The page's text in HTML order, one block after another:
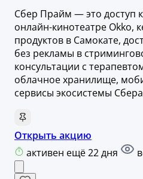
Сбер Прайм — это доступ
онлайн-кинотеатре Okko,
продуктов в Самокате,
без рекламы в
консультации с
облачное хранилище,
сервисы экосистемы
Открыть акцию
активен ещё 22 дня